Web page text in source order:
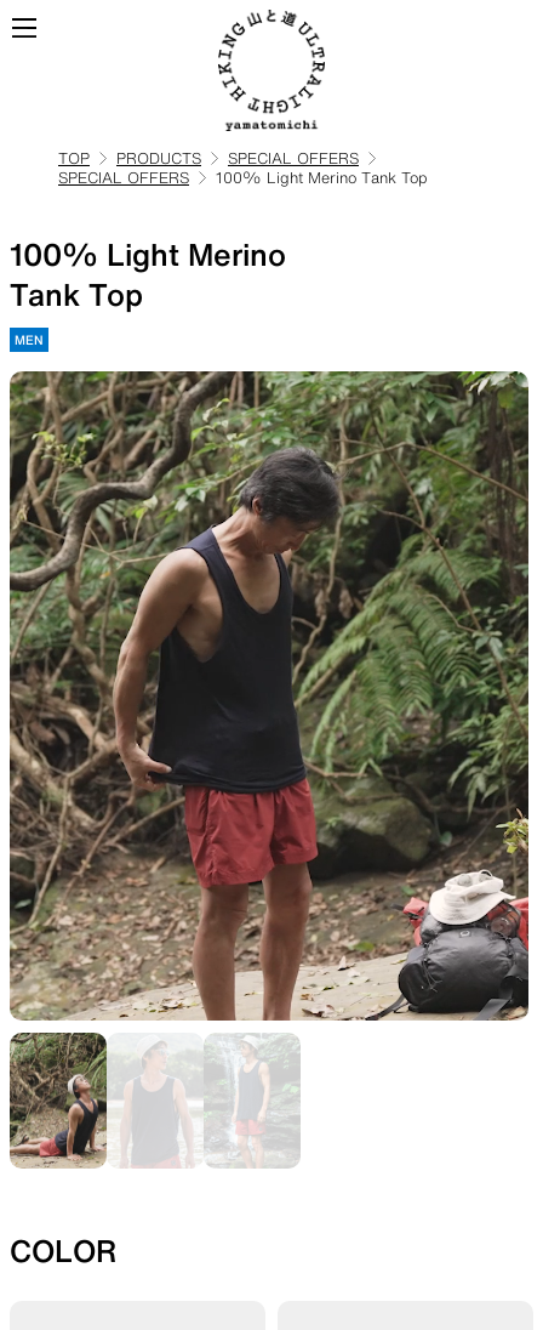
パック
TOPS
山道具として考えられたクロー
ジング
BOTTOMS
機能的な5ポケットを持つパン
ツ＆ショーツ
JACKETS
風や雨、寒さを防ぐシェル
HATS
ハイキングのためのヘッドウ
ア
ALL WEATHER
どんな状況にも対応する全天候
型行動着
ACTIVE INSULATION
TOP PRODUCTS
SPECIAL OFFERS
SPECIAL OFFERS
100% Light Merino Tank Top
100% Light Merino
Tank Top
MEN
COLOR